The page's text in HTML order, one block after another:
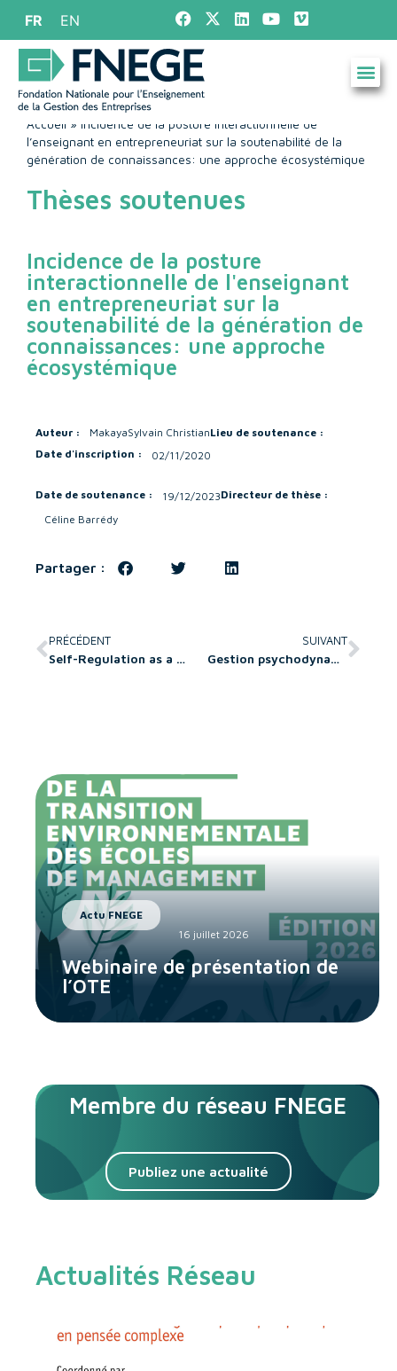
FR EN
Accueil » Incidence de la posture interactionnelle de
l’enseignant en entrepreneuriat sur la soutenabilité de la
génération de connaissances: une approche écosystémique
Thèses soutenues
Incidence de la posture
interactionnelle de l'enseignant
en entrepreneuriat sur la
soutenabilité de la génération de
connaissances: une approche
écosystémique
Auteur : MakayaSylvain ChristianLieu de soutenance :
Date d'inscription :
02/11/2020
Date de soutenance : 19/12/2023Directeur de thèse :
Céline Barrédy
Partager :
PRÉCÉDENT
Self-Regulation as a Nonmarket Strategy. An Exploratory Study on Mechanisms Transforming Firm’s Nonmarket Environment
SUIVANT
Gestion psychodynamique de l’engagement au travail en PME : enjeux théoriques, résistances pratiques
Actu FNEGE
16 juillet 2026
Webinaire de présentation de
l’OTE
Membre du réseau FNEGE
Publiez une actualité
Actualités Réseau